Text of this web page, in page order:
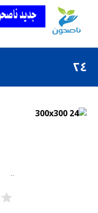
٢٤